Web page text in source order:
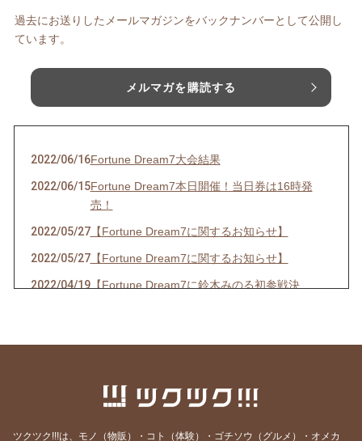
過去にお送りしたメールマガジンをバックナンバーとして公開し
ています。
メルマガを購読する
2022/06/16Fortune Dream7大会結果
2022/06/15Fortune Dream7本日開催！当日券は16時発
売！
2022/05/27【Fortune Dream7に関するお知らせ】
2022/05/27【Fortune Dream7に関するお知らせ】
2022/04/19【Fortune Dream7に鈴木みのる初参戦決
【出演情報】
【イベント開催のお知らせ】
2021/06/23【お知らせ】
ツクツク!!!は、モノ（物販）・コト（体験）・ゴチソウ（グルメ）・オメカ